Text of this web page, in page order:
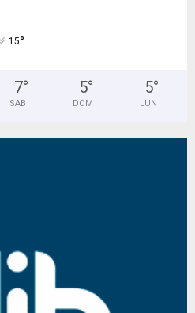
15°
7°
SAB
5°
DOM
5°
LUN